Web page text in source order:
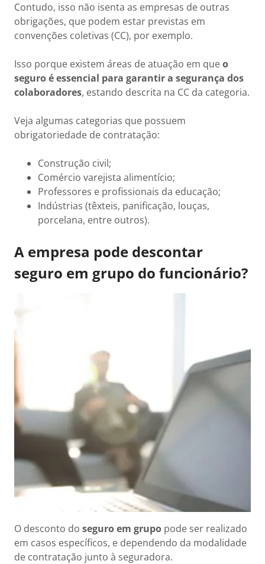
Contudo, isso não isenta as empresas de outras
obrigações, que podem estar previstas em
convenções coletivas (CC), por exemplo.
Isso porque existem áreas de atuação em queo
seguro é essencial para garantir a segurança dos
colaboradores, estando descrita na CC da categoria.
Veja algumas categorias que possuem
obrigatoriedade de contratação:
Construção civil;
Comércio varejista alimentício;
Professores e profissionais da educação;
Indústrias (têxteis, panificação, louças,
porcelana, entre outros).
A empresa pode descontar
seguro em grupo do funcionário?
O desconto do seguro em grupo pode ser realizado
em casos específicos, e dependendo da modalidade
de contratação junto à seguradora.